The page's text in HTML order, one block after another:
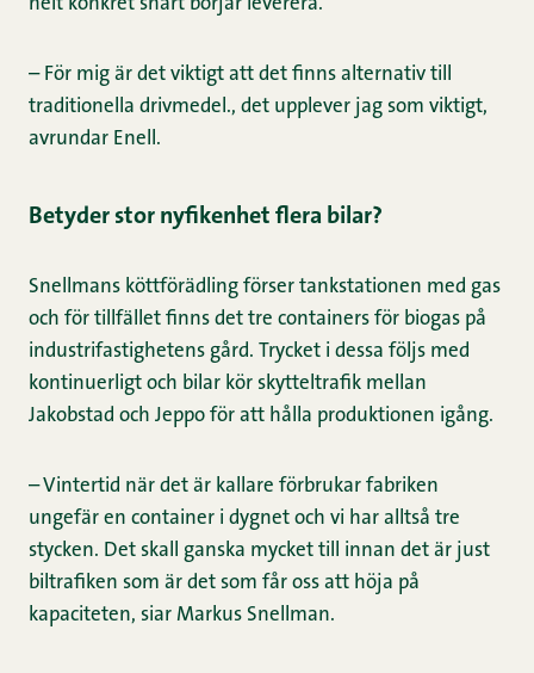
– För mig är det viktigt att det finns alternativ till
traditionella drivmedel., det upplever jag som viktigt,
avrundar Enell.
Betyder stor nyfikenhet flera bilar?
Snellmans köttförädling förser tankstationen med gas
och för tillfället finns det tre containers för biogas på
industrifastighetens gård. Trycket i dessa följs med
kontinuerligt och bilar kör skytteltrafik mellan
Jakobstad och Jeppo för att hålla produktionen igång.
– Vintertid när det är kallare förbrukar fabriken
ungefär en container i dygnet och vi har alltså tre
stycken. Det skall ganska mycket till innan det är just
biltrafiken som är det som får oss att höja på
kapaciteten, siar Markus Snellman.